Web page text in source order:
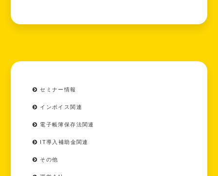
セミナー情報
インボイス関連
電子帳簿保存法関連
IT導入補助金関連
その他